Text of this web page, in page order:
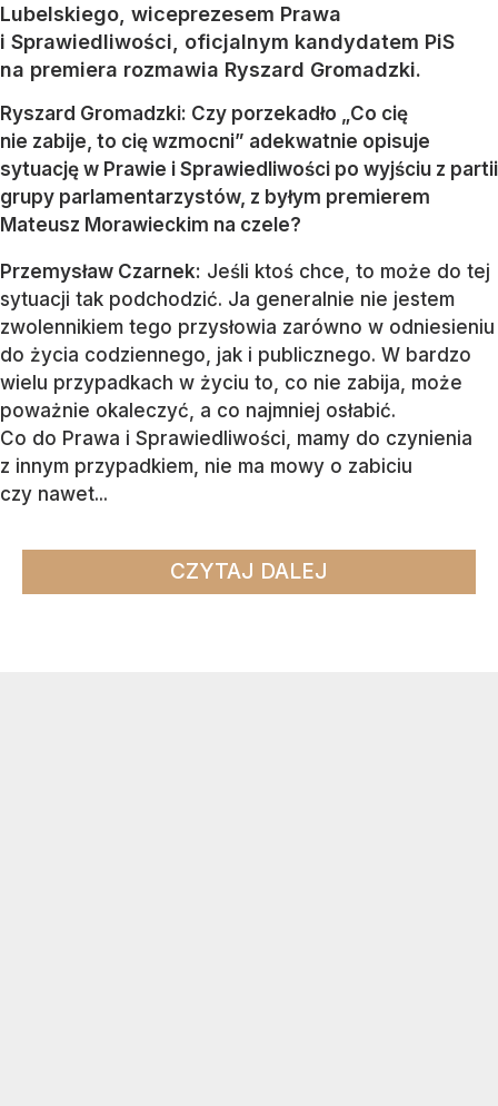
Lubelskiego, wiceprezesem Prawa
i Sprawiedliwości, oficjalnym kandydatem PiS
na premiera rozmawia Ryszard Gromadzki.
Ryszard Gromadzki: Czy porzekadło „Co cię
nie zabije, to cię wzmocni” adekwatnie opisuje
sytuację w Prawie i Sprawiedliwości po wyjściu z partii
grupy parlamentarzystów, z byłym premierem
Mateusz Morawieckim na czele?
Przemysław Czarnek: Jeśli ktoś chce, to może do tej
sytuacji tak podchodzić. Ja generalnie nie jestem
zwolennikiem tego przysłowia zarówno w odniesieniu
do życia codziennego, jak i publicznego. W bardzo
wielu przypadkach w życiu to, co nie zabija, może
poważnie okaleczyć, a co najmniej osłabić.
Co do Prawa i Sprawiedliwości, mamy do czynienia
z innym przypadkiem, nie ma mowy o zabiciu
czy nawet...
CZYTAJ DALEJ